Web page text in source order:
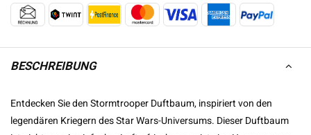
BESCHREIBUNG
Entdecken Sie den Stormtrooper Duftbaum, inspiriert von den
legendären Kriegern des Star Wars-Universums. Dieser Duftbaum